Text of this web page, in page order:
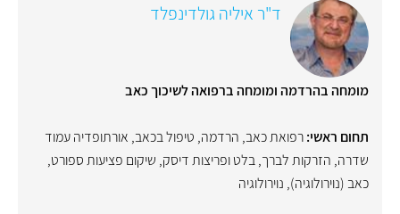
ד"ר איליה גולדינפלד
מומחה בהרדמה ומומחה ברפואה לשיכוך כאב
תחום ראשי:רפואת כאב, הרדמה, טיפול בכאב, אורתופדיה עמוד
שדרה, הזרקות לברך,בלט ופריצות דיסק, שיקום פציעות ספורט,
כאב (נוירולוגיה), נוירולוגיה